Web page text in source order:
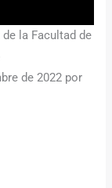
la Facultad de
de 2022 por